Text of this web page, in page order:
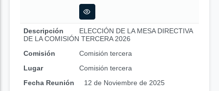
Descripción
ELECCIÓN DE LA MESA DIRECTIVA
DE LA COMISIÓN TERCERA 2026
Comisión
Comisión tercera
Lugar
Comisión tercera
Fecha Reunión
12 de Noviembre de 2025